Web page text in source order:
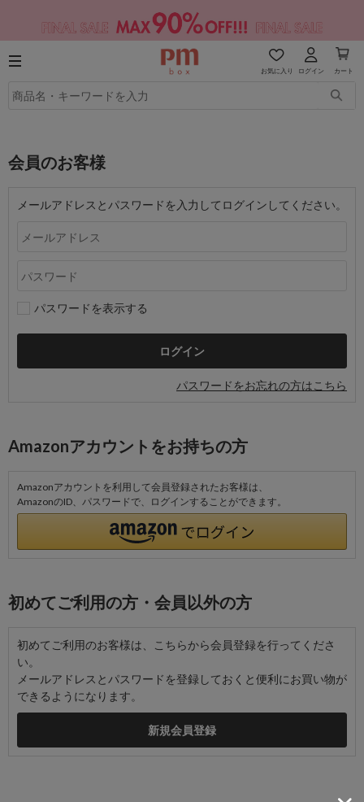
お気に入り ログイン カート
会員のお客様
メールアドレスとパスワードを入力してログインしてください。
パスワードを表示する
パスワードをお忘れの方はこちら
Amazonアカウントをお持ちの方
Amazonアカウントを利用して会員登録されたお客様は、
AmazonのID、パスワードで、ログインすることができます。
初めてご利用の方・会員以外の方
初めてご利用のお客様は、こちらから会員登録を行ってくださ
い。
メールアドレスとパスワードを登録しておくと便利にお買い物が
できるようになります。